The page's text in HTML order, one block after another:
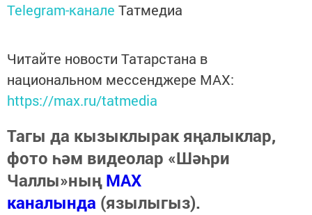
Telegram-канале Татмедиа
Читайте новости Татарстана в
национальном мессенджере MАХ:
https://max.ru/tatmedia
Тагы да кызыклырак яңалыклар,
фото һәм видеолар «Шәһри
Чаллы»ныңMAX
каналында (язылыгыз).